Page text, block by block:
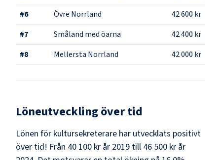
#6 Övre Norrland
42 600 kr
#7 Småland med öarna
42 400 kr
#8 Mellersta Norrland 42 000 kr
Löneutveckling över tid
Lönen för kultursekreterare har utvecklats positivt
över tid! Från 40 100 kr år 2019 till 46 500 kr år